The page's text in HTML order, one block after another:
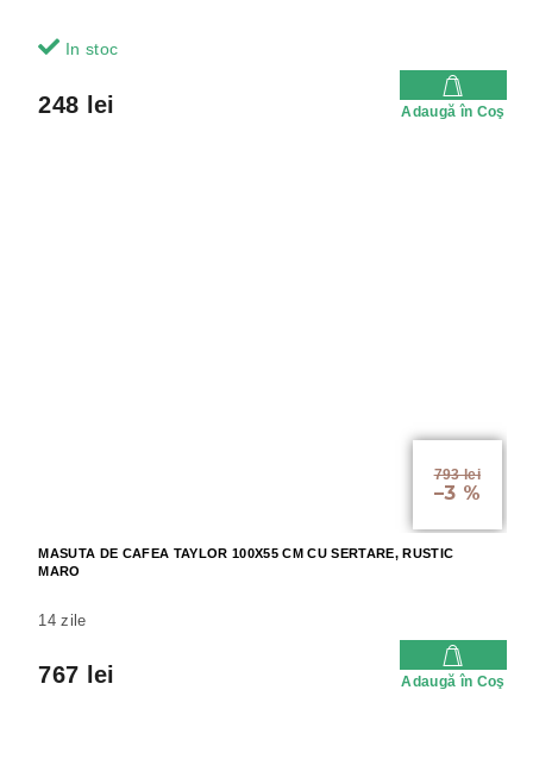
In stoc
248 lei Adaugă în Coş
793 lei
–3 %
MASUTA DE CAFEA TAYLOR 100X55 CM CU SERTARE, RUSTIC
MARO
14 zile
767 lei Adaugă în Coş